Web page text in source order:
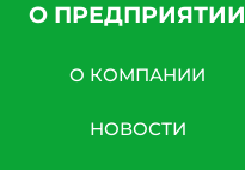
О ПРЕДПРИЯТИИ
О КОМПАНИИ
НОВОСТИ